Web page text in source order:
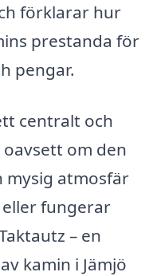
förklarar hur
prestanda för
pengar.
centralt och
om den
mysig atmosfär
fungerar
– en
kamin i Jämjö